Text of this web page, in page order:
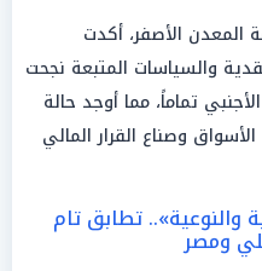
الأصفر، أكدت
والسياسات المتبعة نجحت
تماماً، مما أوجد حالة
وصناع القرار المالي
والنوعية».. تطابق تام